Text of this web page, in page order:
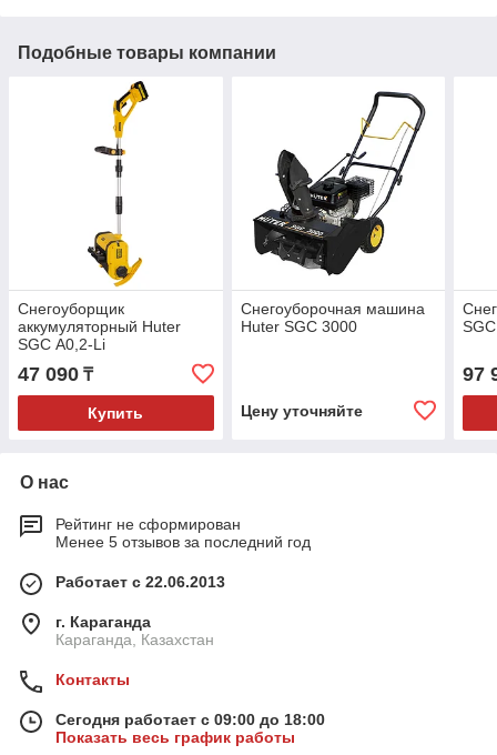
Подобные товары компании
Снегоуборщик
аккумуляторный Huter
SGC А0,2-Li
47 090 ₸
Купить
Снегоуборочная машина
Huter SGC 3000
Цену уточняйте
97
О нас
Рейтинг не сформирован
Менее 5 отзывов за последний год
Работает с 22.06.2013
г. Караганда
Караганда, Казахстан
Контакты
Сегодня работает с 09:00 до 18:00
Показать весь график работы